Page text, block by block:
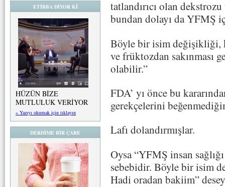
ETİBBA DİYOR Kİ
HÜZÜN BİZE
MUTLULUK VERİYOR
» Yazıyı okumak için tıklayın
DERDİME BİR ÇARE
tatlandırıcı olan
bundan dolayı da YFMŞ
Böyle bir isim değişikliği,
ve früktozdan sakınması
olabilir.”
FDA’ yı önce bu
gerekçelerini
Lafı dolandırmışlar.
Oysa “YFMŞ insan
sebebidir. Böyle bir isim
Hadi oradan bakiim”